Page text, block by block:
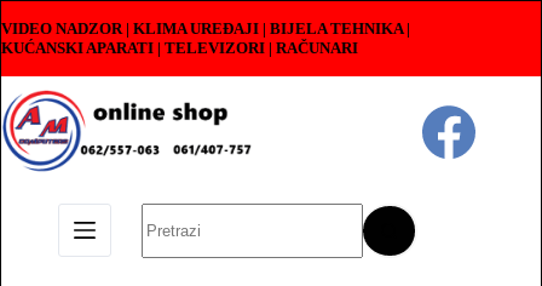
to
content
VIDEO NADZOR | KLIMA UREĐAJI | BIJELA TEHNIKA |
KUĆANSKI APARATI | TELEVIZORI | RAČUNARI
results